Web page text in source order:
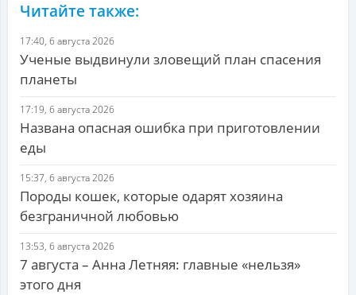
Читайте также:
17:40, 6 августа 2026
Ученые выдвинули зловещий план спасения
планеты
17:19, 6 августа 2026
Названа опасная ошибка при приготовлении
еды
15:37, 6 августа 2026
Породы кошек, которые одарят хозяина
безграничной любовью
13:53, 6 августа 2026
7 августа – Анна Летняя: главные «нельзя»
этого дня